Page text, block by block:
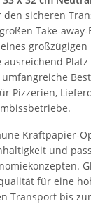
sicheren
Take-
ausreichend
umfangreiche
Pizzerien,
Kraftpapier-
und
für eine
Transport bis